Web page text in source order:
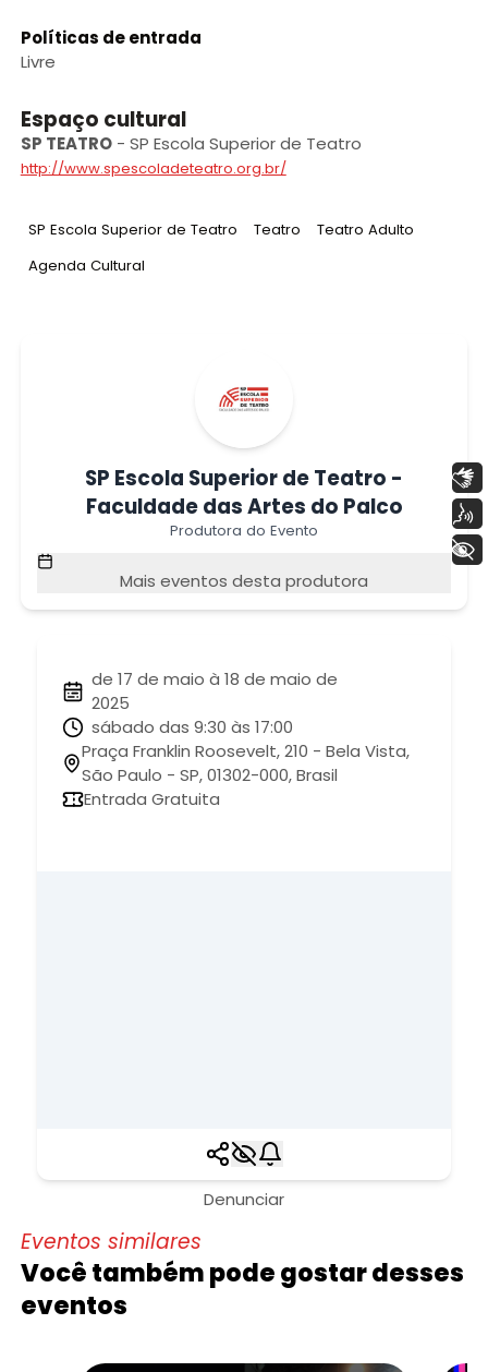
Políticas de entrada
Livre
Espaço cultural
SP TEATRO- SP Escola Superior de Teatro
http://www.spescoladeteatro.org.br/
Tag:
SP Escola Superior de Teatro Tag:
Teatro Tag:
Teatro Adulto
Tag:
Agenda Cultural
SP Escola Superior de Teatro -
Faculdade das Artes do Palco
Produtora do Evento
Mais eventos desta produtora
de 17 de maio à 18 de maio de
2025
sábado das 9:30 às 17:00
Praça Franklin Roosevelt, 210 - Bela Vista,
São Paulo - SP, 01302-000, Brasil
Entrada Gratuita
Denunciar
Eventos similares
Você também pode gostar desses
eventos
Libras
Voz